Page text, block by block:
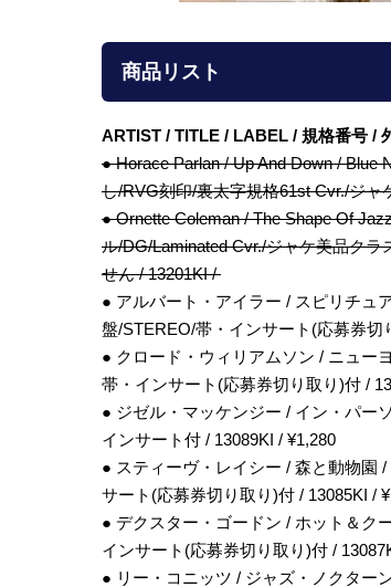
商品リスト
ARTIST / TITLE / LABEL / 規格番号 /
● Horace Parlan / Up And Down / Blue
し/RVG刻印/裏太字規格61st Cvr./ジ
● Ornette Coleman / The Shape Of
ル/DG/Laminated Cvr./ジャケ美品ク
せん / 13201KI /
● アルバート・アイラー / スピリチュ
盤/STEREO/帯・インサート(応募券切
● クロード・ウィリアムソン / ニュー
帯・インサート(応募券切り取り)付 /
● ジゼル・マッケンジー / イン・パー
インサート付 / 13089KI / ¥1,280
● スティーヴ・レイシー / 森と動物園
サート(応募券切り取り)付 / 13085KI /
● デクスター・ゴードン / ホット＆ク
インサート(応募券切り取り)付 /
● リー・コニッツ / ジャズ・ノクター